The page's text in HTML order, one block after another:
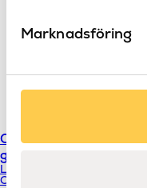
Marknadsföring
Classic badkarsblandare
golv
LH
Classic